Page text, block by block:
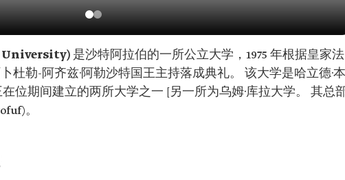
University) 是沙特阿拉伯的一所公立大学，1975 年根据皇家法
杜勒-阿齐兹·阿勒沙特国王主持落成典礼。 该大学是哈立德·本
位期间建立的两所大学之一 [另一所为乌姆·库拉大学。 其总
。